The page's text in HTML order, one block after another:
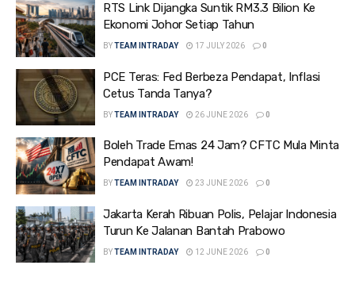
RTS Link Dijangka Suntik RM3.3 Bilion Ke
Ekonomi Johor Setiap Tahun
BYTEAM INTRADAY 17 JULY 2026 0
PCE Teras: Fed Berbeza Pendapat, Inflasi
Cetus Tanda Tanya?
BYTEAM INTRADAY 26 JUNE 2026 0
Boleh Trade Emas 24 Jam? CFTC Mula Minta
Pendapat Awam!
BYTEAM INTRADAY 23 JUNE 2026 0
Jakarta Kerah Ribuan Polis, Pelajar Indonesia
Turun Ke Jalanan Bantah Prabowo
BYTEAM INTRADAY 12 JUNE 2026 0